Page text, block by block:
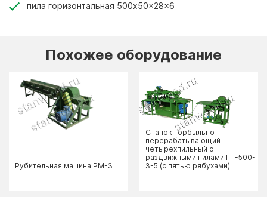
пила горизонтальная 500x50x28x6
Похожее оборудование
Рубительная машина РМ-3
Станок горбыльно-
перерабатывающий
четырехпильный с
раздвижными пилами ГП-500-
3-5 (с пятью рябухами)